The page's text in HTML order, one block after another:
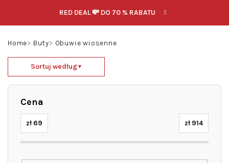
treści
RED DEAL 💸 DO 70 % RABATU
Home Buty Obuwie wiosenne
o
r
Sortuj według▼
Cena
zł 69 zł 914